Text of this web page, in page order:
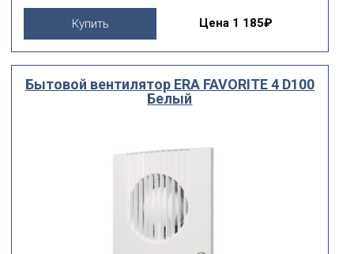
Купить Цена 1 185₽
Бытовой вентилятор ERA FAVORITE 4 D100
Белый